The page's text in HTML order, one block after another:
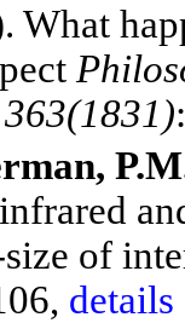
What
infrared
of
details